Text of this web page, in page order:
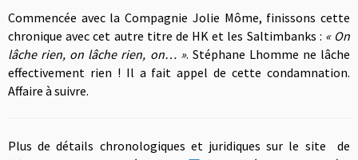
Commencée avec la Compagnie Jolie Môme, finissons cette
chronique avec cet autre titre de HK et les Saltimbanks : « On
lâche rien, on lâche rien, on… ». Stéphane Lhomme ne lâche
effectivement rien ! Il a fait appel de cette condamnation.
Affaire à suivre.
Plus de détails chronologiques et juridiques sur le site de